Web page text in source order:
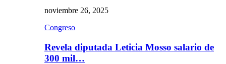
noviembre 26, 2025
Congreso
Revela diputada Leticia Mosso salario de
300 mil…